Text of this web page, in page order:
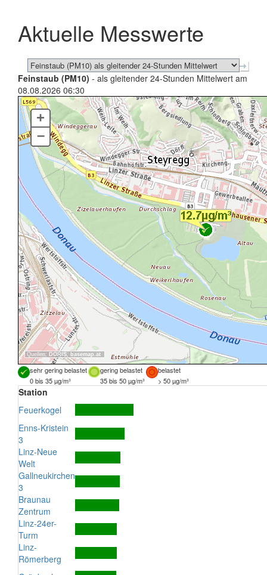
schließen
Aktuelle Messwerte
Feinstaub (PM10) - als gleitender 24-Stunden Mittelwert am
08.08.2026 06:30
Quellen: DORIS, basemap.at
+
–
sehr gering belastet gering belastet
belastet
0 bis 35 µg/m³
35 bis 50 µg/m³ > 50 µg/m³
Station
Feuerkogel
Enns-Kristein
3
Linz-Neue
Welt
Gallneukirchen
3
Braunau
Zentrum
Linz-24er-
Turm
Linz-
Römerberg